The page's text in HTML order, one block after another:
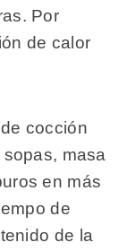
Por
de calor
cocción
masa
en más
de
de la